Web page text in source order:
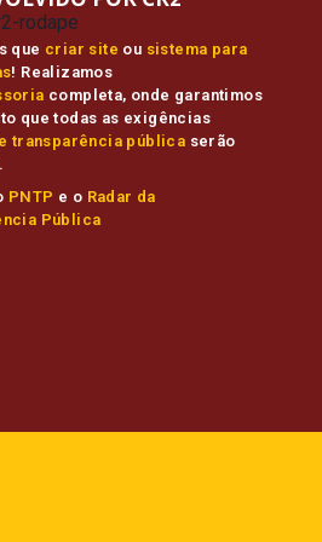
que criar site ou sistema para
! Realizamos
completa, onde garantimos
que todas as exigências
transparência pública serão
PNTP e o Radar da
Pública